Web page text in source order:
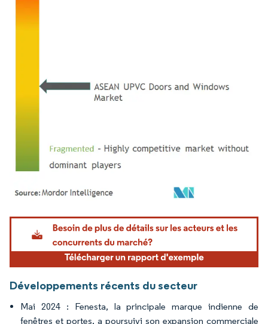
Image © Mordor Intelligence. La réutilisation nécessite une attribution sous CC BY
Développements récents du secteur
Mai 2024 : Fenesta, la principale marque indienne de
fenêtres et portes, a poursuivi son expansion commerciale